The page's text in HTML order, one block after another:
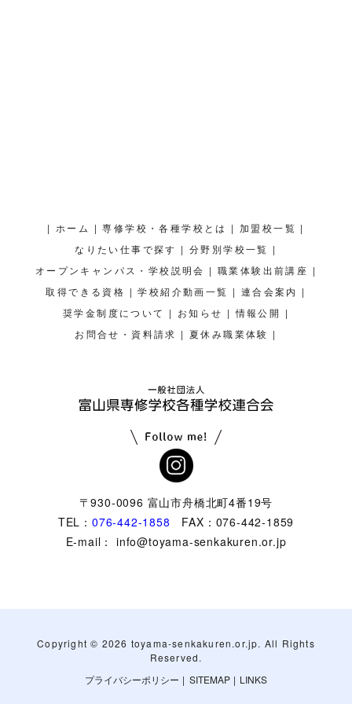
| ホーム |専修学校・各種学校とは | 加盟校一覧 |
なりたい仕事で探す |分野別学校一覧 |
オープンキャンパス・学校説明会 |職業体験出前講座 |
取得できる資格 |学校紹介動画一覧 | 連合会案内 |
奨学金制度について | お知らせ |情報公開 |
お問合せ・資料請求 | 夏休み職業体験 |
〒930-0096 富山市舟橋北町4番19号
TEL： 076-442-1858 FAX：076-442-1859
E-mail： info@toyama-senkakuren.or.jp
Copyright © 2026 toyama-senkakuren.or.jp. All Rights
Reserved.
プライバシーポリシー | SITEMAP| LINKS